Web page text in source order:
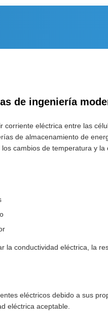
de ingeniería
eléctrica entre las
de almacenamiento de
cambios de temperatura y la
la conductividad eléctrica, la
eléctricos debido a sus
eléctrica aceptable.